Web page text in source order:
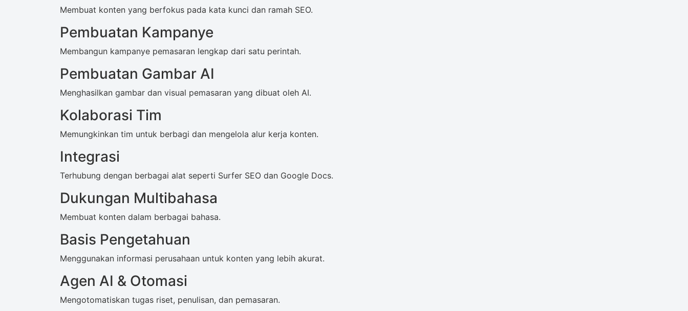
Membuat konten yang berfokus pada kata kunci dan ramah SEO.
Pembuatan Kampanye
Membangun kampanye pemasaran lengkap dari satu perintah.
Pembuatan Gambar AI
Menghasilkan gambar dan visual pemasaran yang dibuat oleh AI.
Kolaborasi Tim
Memungkinkan tim untuk berbagi dan mengelola alur kerja konten.
Integrasi
Terhubung dengan berbagai alat seperti Surfer SEO dan Google Docs.
Dukungan Multibahasa
Membuat konten dalam berbagai bahasa.
Basis Pengetahuan
Menggunakan informasi perusahaan untuk konten yang lebih akurat.
Agen AI & Otomasi
Mengotomatiskan tugas riset, penulisan, dan pemasaran.